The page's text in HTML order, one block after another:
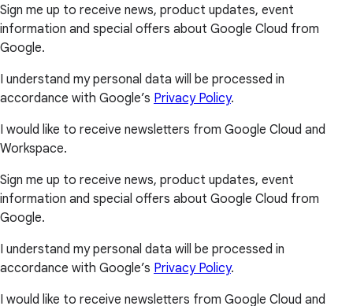
Sign me up to receive news, product updates, event
information and special offers about Google Cloud from
Google.
I understand my personal data will be processed in
accordance with Google’s Privacy Policy.
I would like to receive newsletters from Google Cloud and
Workspace.
Sign me up to receive news, product updates, event
information and special offers about Google Cloud from
Google.
I understand my personal data will be processed in
accordance with Google’s Privacy Policy.
I would like to receive newsletters from Google Cloud and